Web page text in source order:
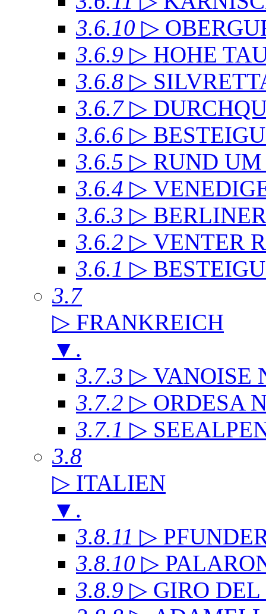
3.6.10 ▷
3.6.9 ▷ HOHE
3.6.8 ▷
3.6.7 ▷
3.6.6 ▷
3.6.5 ▷ RUND
3.6.4 ▷
3.6.3 ▷
3.6.2 ▷ VENTER
3.6.1 ▷
3.7
▷ FRANKREICH
▼ .
3.7.3 ▷ VANOISE
3.7.2 ▷ ORDESA
3.7.1 ▷
3.8
▷ ITALIEN
▼ .
3.8.11 ▷
3.8.10 ▷
3.8.9 ▷ GIRO